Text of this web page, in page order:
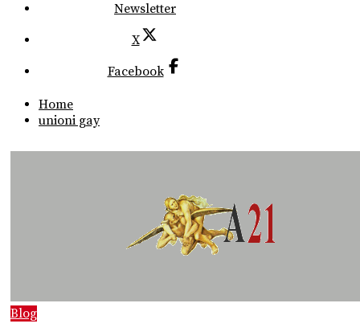
Newsletter
X
Facebook
Home
unioni gay
Blog